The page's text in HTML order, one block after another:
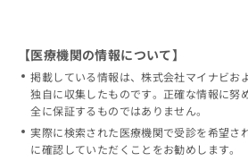
【医療機関の情報について】
掲載している情報は、株式会社マイナビお
独自に収集したものです。正確な情報に努
全に保証するものではありません。
実際に検索された医療機関で受診を希望さ
に確認していただくことをお勧めします。